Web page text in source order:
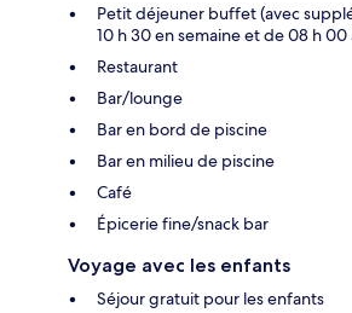
Petit déjeuner buffet (avec
10 h 30 en semaine et de 08 h 00
Restaurant
Bar/lounge
Bar en bord de piscine
Bar en milieu de piscine
Café
Épicerie fine/snack bar
Voyage avec les enfants
Séjour gratuit pour les enfants